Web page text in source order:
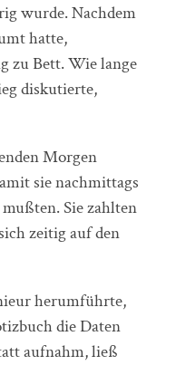
wurde. Nachdem
hatte,
zu Bett. Wie lange
diskutierte,
Morgen
sie nachmittags
Sie zahlten
zeitig auf den
herumführte,
die Daten
aufnahm, ließ